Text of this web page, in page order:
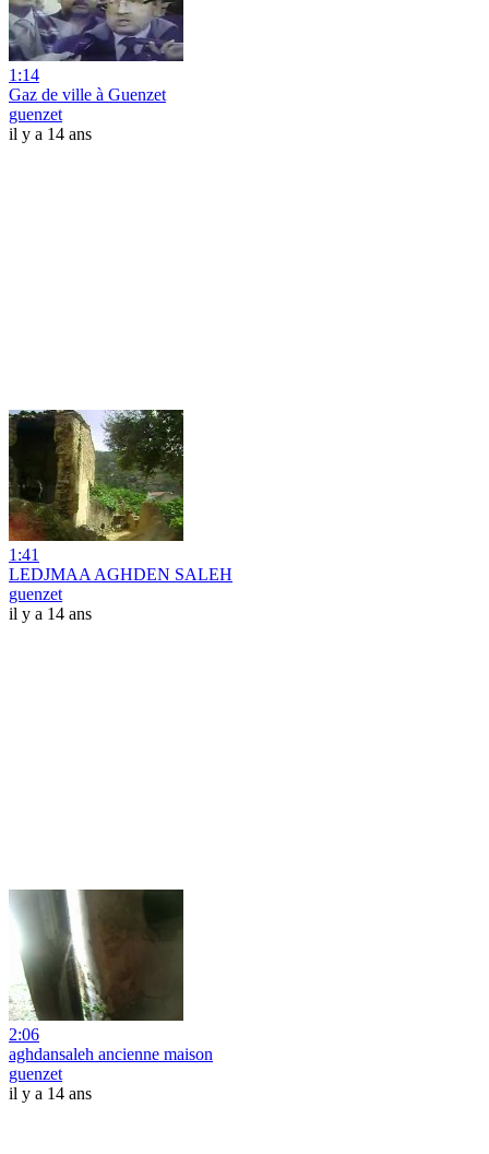
1:14
Gaz de ville à Guenzet
guenzet
il y a 14 ans
1:41
LEDJMAA AGHDEN SALEH
guenzet
il y a 14 ans
2:06
aghdansaleh ancienne maison
guenzet
il y a 14 ans